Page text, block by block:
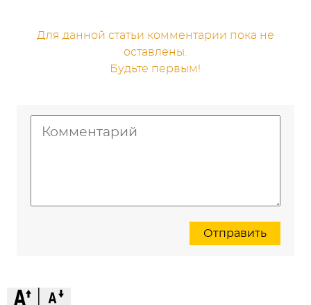
Для данной статьи комментарии пока не
оставлены.
Будьте первым!
Отправить